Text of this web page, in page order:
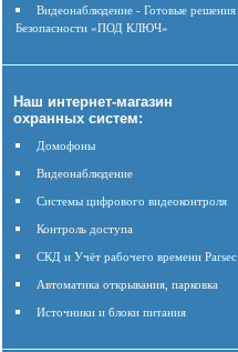
Видеонаблюдение - Готовые решения
Безопасности «ПОД КЛЮЧ»
Наш интернет-магазин
охранных систем:
Домофоны
Видеонаблюдение
Системы цифрового видеоконтроля
Контроль доступа
СКД и Учёт рабочего времени Parsec
Автоматика открывания, парковка
Источники и блоки питания